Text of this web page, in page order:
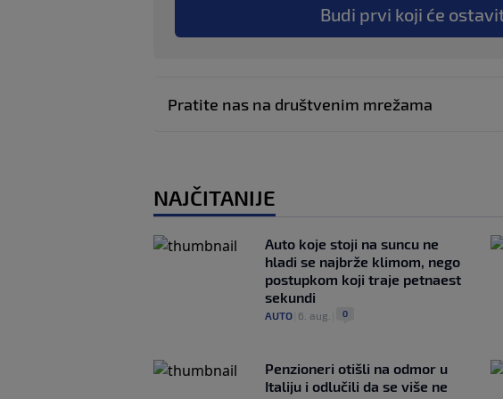
Budi prvi koji će
Pratite nas na društvenim mrežama
NAJČITANIJE
Auto koje stoji na suncu ne
hladi se najbrže klimom, nego
postupkom koji traje petnaest
sekundi
AUTO 6. aug. 0
Penzioneri otišli na odmor u
Italiju i odlučili da se više ne